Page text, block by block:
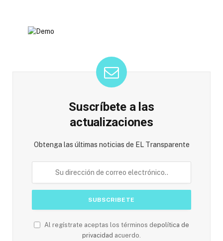
Suscríbete a las
actualizaciones
Obtenga las últimas noticias de EL Transparente
Al regístrate aceptas los términos depolítica de
privacidad acuerdo.